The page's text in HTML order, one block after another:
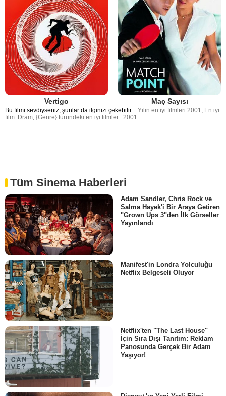
Vertigo Maç Sayısı
Bu filmi sevdiyseniz, şunlar da ilginizi çekebilir: : Yılın en iyi filmleri 2001
En iyi
film: Dram {Genre} türündeki en iyi filmler : 2001
Tüm Sinema Haberleri
Adam Sandler, Chris Rock ve
Salma Hayek'i Bir Araya Getiren
"Grown Ups 3"den İlk Görseller
Yayınlandı
Manifest'in Londra Yolculuğu
Netflix Belgeseli Oluyor
Netflix'ten "The Last House"
İçin Sıra Dışı Tanıtım: Reklam
Panosunda Gerçek Bir Adam
Yaşıyor!